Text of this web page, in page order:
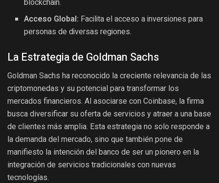
Acceso Global: Facilita el acceso a inversiones para
personas de diversas regiones.
La Estrategia de Goldman Sachs
Goldman Sachs ha reconocido la creciente relevancia de las
criptomonedas y su potencial para transformar los
mercados financieros. Al asociarse con Coinbase, la firma
busca diversificar su oferta de servicios y atraer a una base
de clientes más amplia. Esta estrategia no solo responde a
la demanda del mercado, sino que también pone de
manifiesto la intención del banco de ser un pionero en la
integración de servicios tradicionales con nuevas
tecnologías.